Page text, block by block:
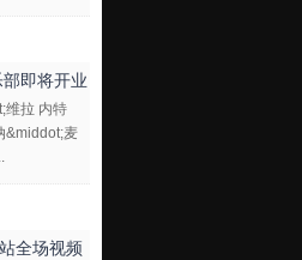
即将开业
维拉 内特
&middot;麦
全场视频